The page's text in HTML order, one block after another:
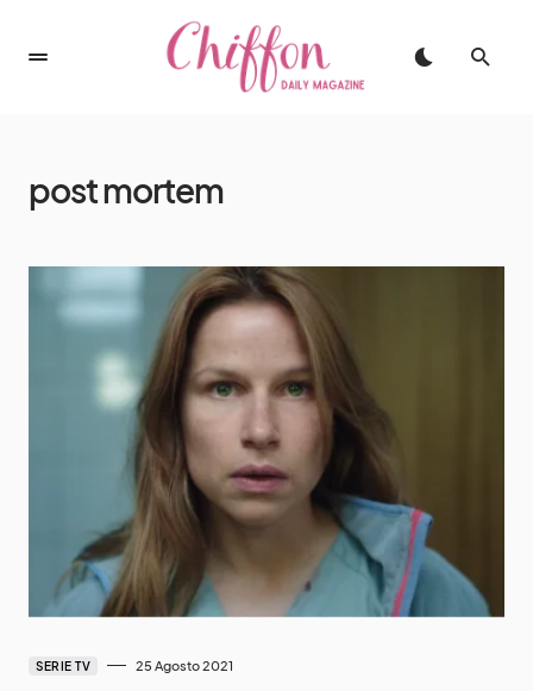
post mortem
SERIE TV 25 Agosto 2021